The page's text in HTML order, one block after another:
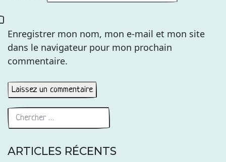
Enregistrer mon nom, mon e-mail et mon site
dans le navigateur pour mon prochain
commentaire.
ARTICLES RÉCENTS